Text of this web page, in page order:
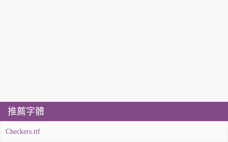
推薦字體
Checkers.ttf